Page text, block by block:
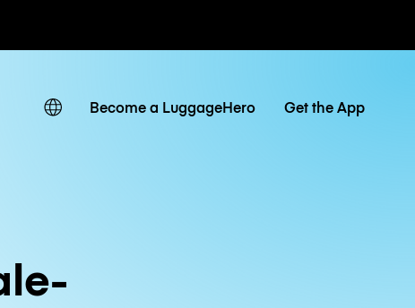
/ dzienne
Become a LuggageHero Get the App